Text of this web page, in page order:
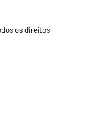
os direitos